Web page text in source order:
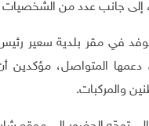
جانب عدد من الشخصيات
في مقر بلدية سعير
المتواصل، مؤكدين
والمركبات.